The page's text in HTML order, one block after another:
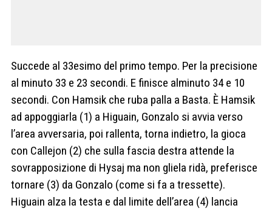
Succede al 33esimo del primo tempo. Per la precisione
al minuto 33 e 23 secondi. E finisce alminuto 34 e 10
secondi. Con Hamsik che ruba palla a Basta. È Hamsik
ad appoggiarla (1) a Higuain, Gonzalo si avvia verso
l’area avversaria, poi rallenta, torna indietro, la gioca
con Callejon (2) che sulla fascia destra attende la
sovrapposizione di Hysaj ma non gliela ridà, preferisce
tornare (3) da Gonzalo (come si fa a tressette).
Higuain alza la testa e dal limite dell’area (4) lancia